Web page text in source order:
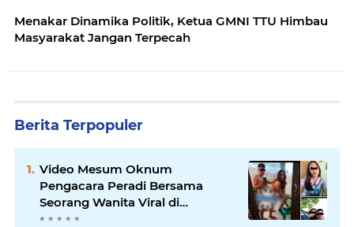
Menakar Dinamika Politik, Ketua GMNI TTU Himbau
Masyarakat Jangan Terpecah
Berita Terpopuler
Video Mesum Oknum
Pengacara Peradi Bersama
Seorang Wanita Viral di
Facebook